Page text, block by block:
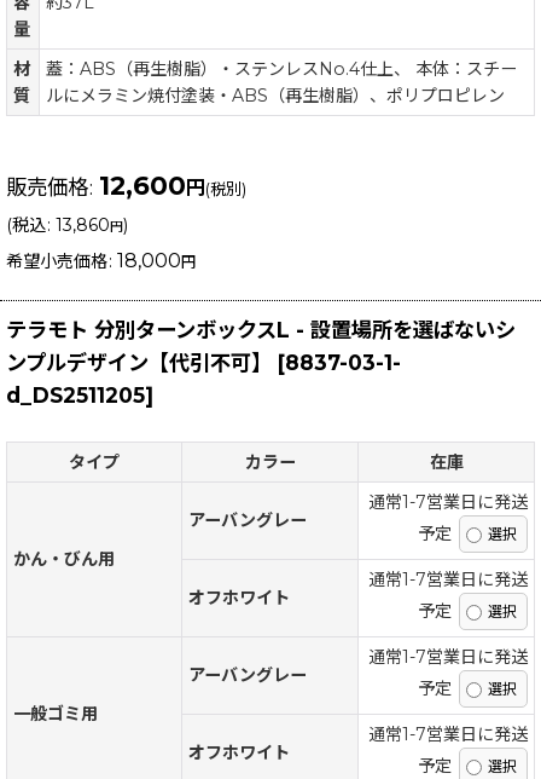
量
材
質
蓋：ABS（再生樹脂）・ステンレスNo.4仕上、 本体：スチー
ルにメラミン焼付塗装・ABS（再生樹脂）、ポリプロピレン
販売価格: 12,600 円 (税別)
(税込: 13,860 円)
希望小売価格: 18,000 円
テラモト 分別ターンボックスL - 設置場所を選ばないシ
ンプルデザイン【代引不可】
[8837-03-1-
d_DS2511205]
タイプ カラー 在庫
かん・びん用
アーバングレー
通常1-7営業日に発送
予定
オフホワイト
通常1-7営業日に発送
予定
一般ゴミ用
アーバングレー
通常1-7営業日に発送
予定
オフホワイト
通常1-7営業日に発送
予定